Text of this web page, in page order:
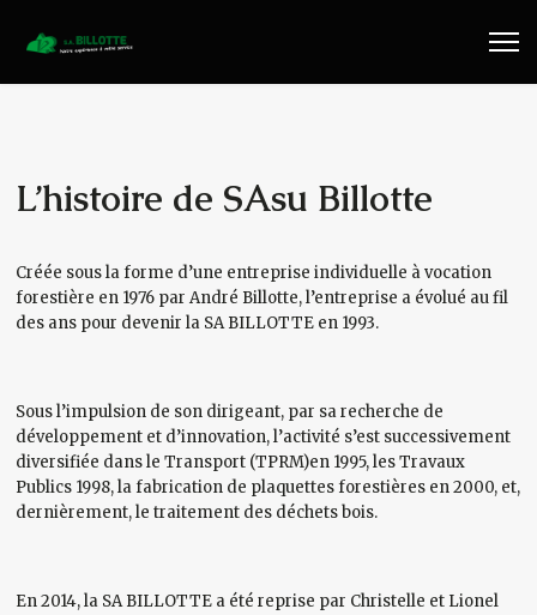
Travaux Forestiers
Traitement de Déchets Bois
Contact
L’histoire de SAsu Billotte
Créée sous la forme d’une entreprise individuelle à vocation
forestière en 1976 par André Billotte, l’entreprise a évolué au fil
des ans pour devenir la SA BILLOTTE en 1993.
Sous l’impulsion de son dirigeant, par sa recherche de
développement et d’innovation, l’activité s’est successivement
diversifiée dans le Transport (TPRM)en 1995, les Travaux
Publics 1998, la fabrication de plaquettes forestières en 2000, et,
dernièrement, le traitement des déchets bois.
En 2014, la SA BILLOTTE a été reprise par Christelle et Lionel